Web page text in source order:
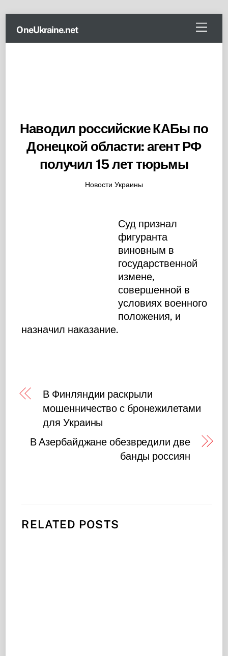
content
Menu
OneUkraine.net
Наводил российские КАБы по
Донецкой области: агент РФ
получил 15 лет тюрьмы
Новости Украины
Суд признал
фигуранта
виновным в
государственной
измене,
совершенной в
условиях военного
положения, и
назначил наказание.
В Финляндии раскрыли
мошенничество с бронежилетами
для Украины
В Азербайджане обезвредили две
банды россиян
RELATED POSTS